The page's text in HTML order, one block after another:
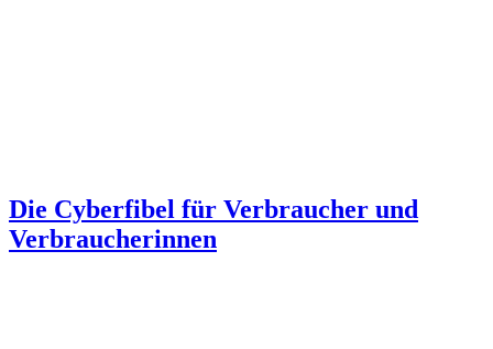
Die Cyberfibel für Verbraucher und
Verbraucherinnen